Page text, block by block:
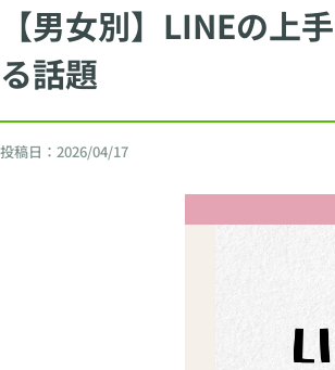
【男女別】LINEの上
る話題
投稿日： 2026/04/17